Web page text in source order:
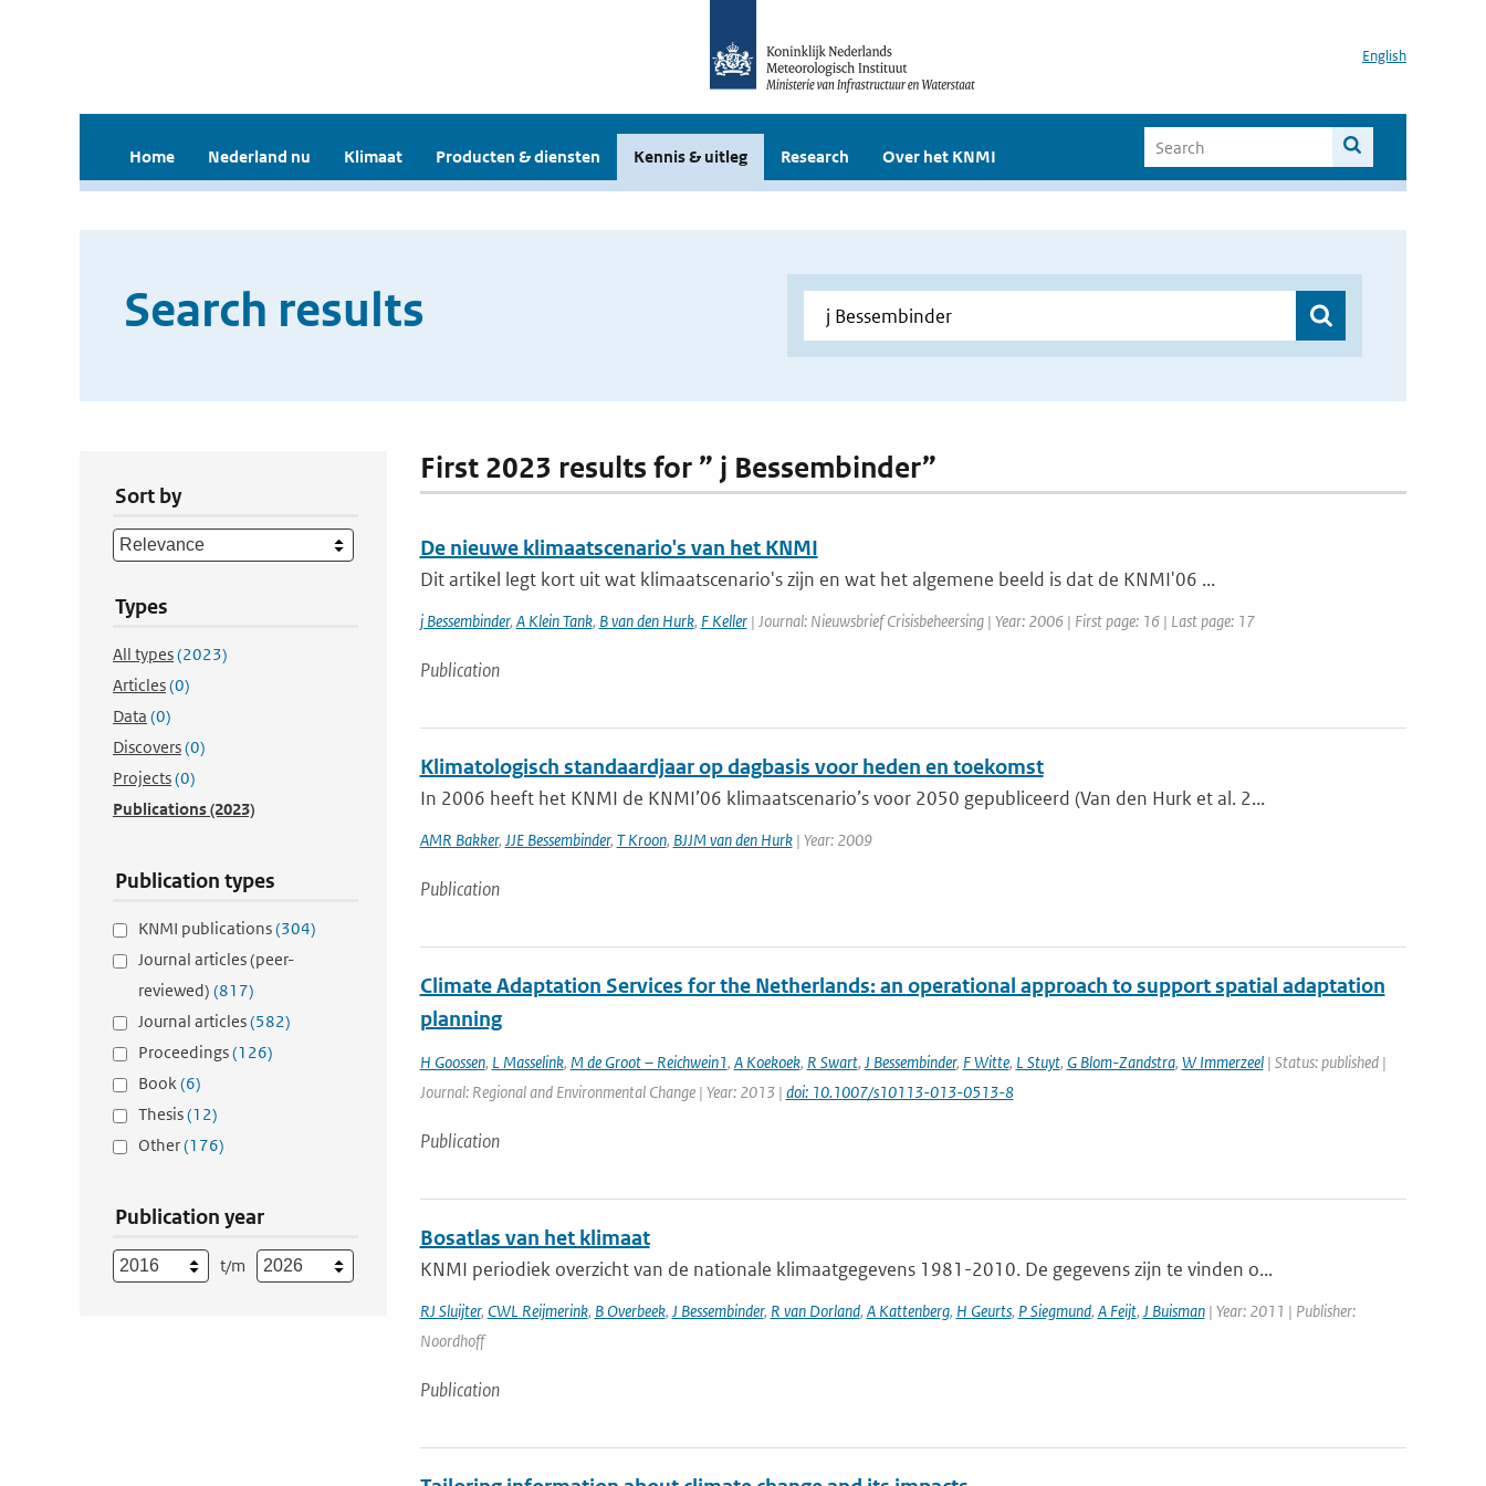
English
Home Nederland nu Klimaat Producten & diensten Kennis & uitleg Research Over het KNMI
Search results
Sort by
Types
All types(2023)
Articles(0)
Data (0)
Discovers(0)
Projects(0)
Publications(2023)
Publication types
KNMI publications(304)
Journal articles (peer-
reviewed) (817)
Journal articles(582)
Proceedings(126)
Book(6)
Thesis(12)
Other(176)
Publication year
t/m
First 2023 results for ” j Bessembinder”
De nieuwe klimaatscenario's van het KNMI
Dit artikel legt kort uit wat klimaatscenario's zijn en wat het algemene beeld is dat de KNMI'06 ...
j Bessembinder, A Klein Tank, B van den Hurk, F Keller| Journal: Nieuwsbrief Crisisbeheersing | Year: 2006 | First page: 16 | Last page: 17
Publication
Klimatologisch standaardjaar op dagbasis voor heden en toekomst
In 2006 heeft het KNMI de KNMI’06 klimaatscenario’s voor 2050 gepubliceerd (Van den Hurk et al. 2...
AMR Bakker, JJE Bessembinder, T Kroon, BJJM van den Hurk| Year: 2009
Publication
Climate Adaptation Services for the Netherlands: an operational approach to support spatial adaptation
planning
H Goossen, L Masselink, M de Groot – Reichwein1, A Koekoek, R Swart, J Bessembinder, F Witte, L Stuyt, G Blom-Zandstra, W Immerzeel| Status: published |
Journal: Regional and Environmental Change | Year: 2013 | doi: 10.1007/s10113-013-0513-8
Publication
Bosatlas van het klimaat
KNMI periodiek overzicht van de nationale klimaatgegevens 1981-2010. De gegevens zijn te vinden o...
RJ Sluijter, CWL Reijmerink, B Overbeek, J Bessembinder, R van Dorland, A Kattenberg, H Geurts, P Siegmund, A Feijt, J Buisman| Year: 2011 | Publisher:
Noordhoff
Publication